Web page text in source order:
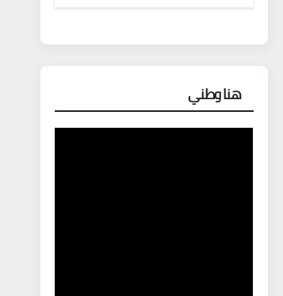
— وباكستان تطلب 10
مليارات دولار مقابل
هنا وطني